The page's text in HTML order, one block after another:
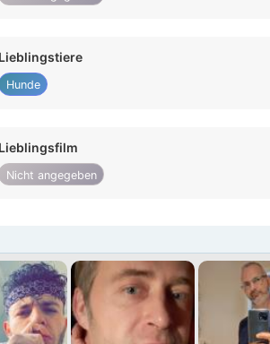
Lieblingstiere
Hunde
Lieblingsfilm
Nicht angegeben